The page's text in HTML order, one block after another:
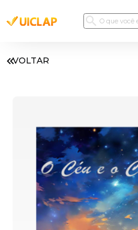
VOLTAR